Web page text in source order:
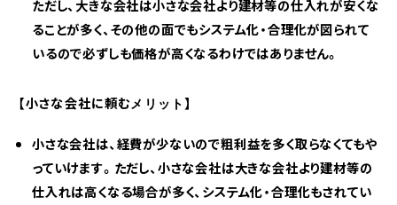
ただし、大きな会社は小さな会社より建材等の仕入れが安くな
ることが多く、その他の面でもシステム化・合理化が図られて
いるので必ずしも価格が高くなるわけではありません。
【小さな会社に頼むメリット】
小さな会社は、経費が少ないので粗利益を多く取らなくてもや
っていけます。ただし、小さな会社は大きな会社より建材等の
仕入れは高くなる場合が多く、システム化・合理化もされてい